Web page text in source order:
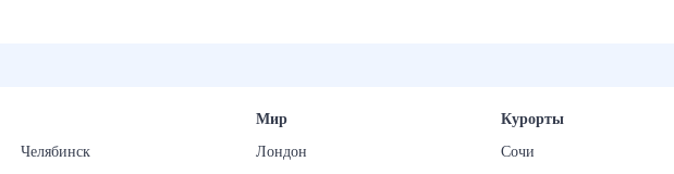
Челябинск
Мир
Лондон
Курорты
Сочи